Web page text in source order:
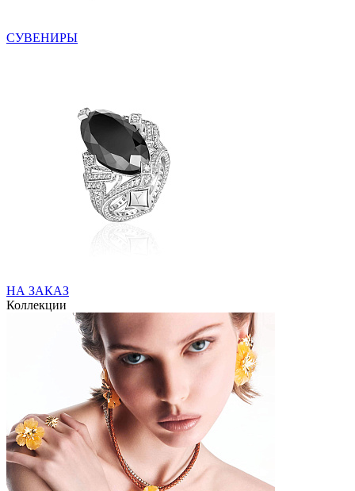
СУВЕНИРЫ
НА ЗАКАЗ
Коллекции